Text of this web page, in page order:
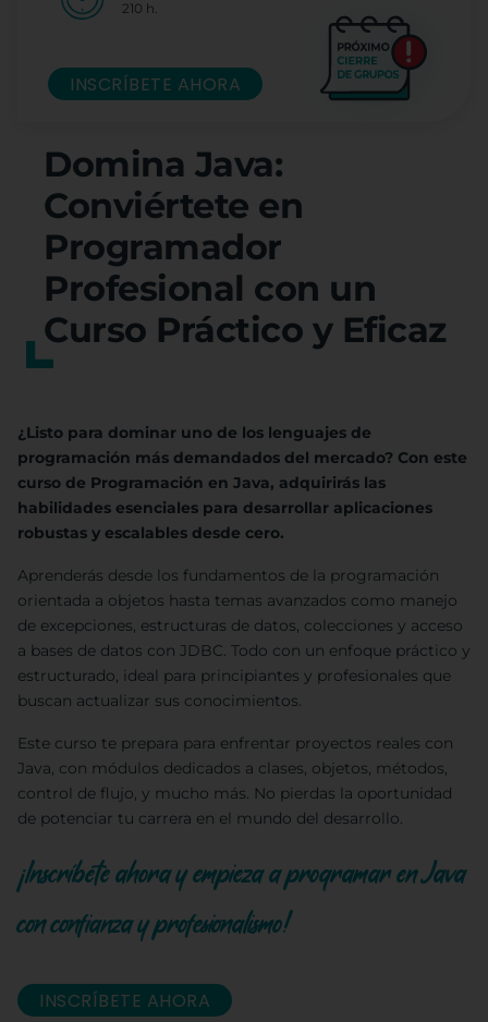
Domina Java:
Conviértete en
Programador
Profesional con un
Curso Práctico y Eficaz
¿Listo para dominar uno de los lenguajes de
programación más demandados del mercado? Con este
curso de Programación en Java, adquirirás las
habilidades esenciales para desarrollar aplicaciones
robustas y escalables desde cero.
Aprenderás desde los fundamentos de la programación
orientada a objetos hasta temas avanzados como manejo
de excepciones, estructuras de datos, colecciones y acceso
a bases de datos con JDBC. Todo con un enfoque práctico y
estructurado, ideal para principiantes y profesionales que
buscan actualizar sus conocimientos.
Este curso te prepara para enfrentar proyectos reales con
Java, con módulos dedicados a clases, objetos, métodos,
control de flujo, y mucho más. No pierdas la oportunidad
de potenciar tu carrera en el mundo del desarrollo.
¡Inscríbete ahora y empieza a programar en Java
con confianza y profesionalismo!
INSCRÍBETE AHORA
210 h.
INSCRÍBETE AHORA